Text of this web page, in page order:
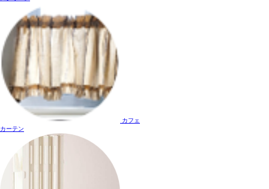
カフェ
カーテン